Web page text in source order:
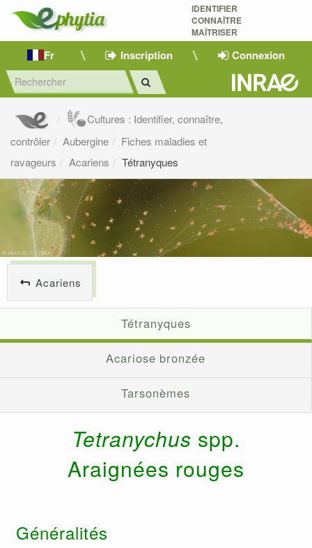
IDENTIFIER
CONNAÎTRE
MAÎTRISER
Fr Inscription Connexion
Cultures : Identifier, connaître,
contrôler
Aubergine
Fiches maladies et
ravageurs
Acariens Tétranyques
Acariens
Tétranyques
Acariose bronzée
Tarsonèmes
Tetranychus spp.
Araignées rouges
Généralités